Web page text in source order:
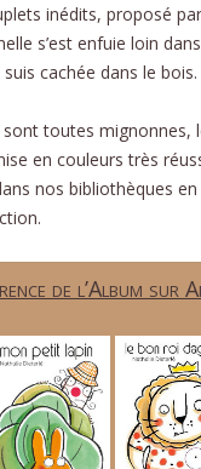
inédits, proposé
s’est enfuie loin
cachée dans le bois.
toutes mignonnes,
en couleurs très
nos bibliothèques
de l’Album sur